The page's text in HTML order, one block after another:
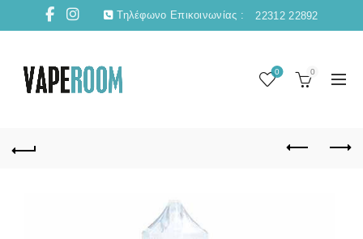
Τηλέφωνο Επικοινωνίας : 22312 22892
0 0